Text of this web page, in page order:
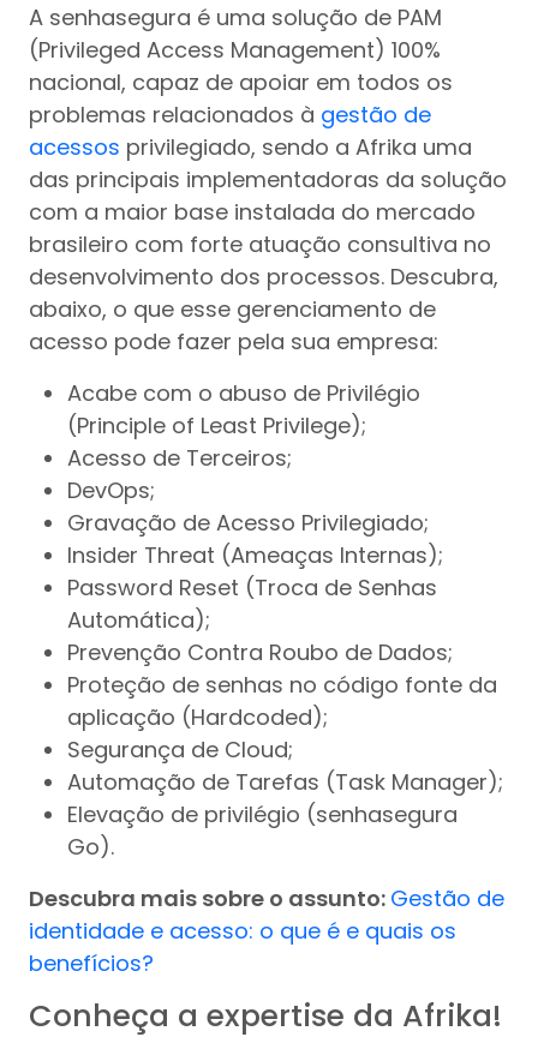
A senhasegura é uma solução de PAM
(Privileged Access Management) 100%
nacional, capaz de apoiar em todos os
problemas relacionados à gestão de
acessos privilegiado, sendo a Afrika uma
das principais implementadoras da solução
com a maior base instalada do mercado
brasileiro com forte atuação consultiva no
desenvolvimento dos processos. Descubra,
abaixo, o que esse gerenciamento de
acesso pode fazer pela sua empresa:
Acabe com o abuso de Privilégio
(Principle of Least Privilege);
Acesso de Terceiros;
DevOps;
Gravação de Acesso Privilegiado;
Insider Threat (Ameaças Internas);
Password Reset (Troca de Senhas
Automática);
Prevenção Contra Roubo de Dados;
Proteção de senhas no código fonte da
aplicação (Hardcoded);
Segurança de Cloud;
Automação de Tarefas (Task Manager);
Elevação de privilégio (senhasegura
Go).
Descubra mais sobre o assunto: Gestão de
identidade e acesso: o que é e quais os
benefícios?
Conheça a expertise da Afrika!